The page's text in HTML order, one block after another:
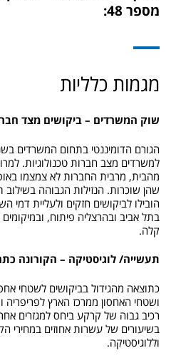
מספר 48:
מגמות כלליות
שוק המשרדים – ביקושים מצד
למשרדים מצב חברות טכנולוגיות.
מהבית, מרבית החברות לא צמצמו
שהן שוכרות. הנזילות הגבוהה
בתל אביב ובהרצליה פיתוח,
קלה.
תעשייה/ לוגיסטיקה – הקורונה
כתוצאה מהגידול בביקושים לשטחי
ושטחי האחסון ממרכז הארץ
רכיב גבוה של קרקע ביחס למגזרים
בשיעורים של עשרות אחוזים במחירי
וללוגיסטיקה.